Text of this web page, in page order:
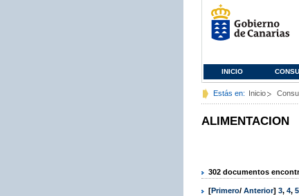
INICIO
Estás en: Inicio
ALIMENTACION
302 documentos
[Primero/ Anterior] 3, 4, 5